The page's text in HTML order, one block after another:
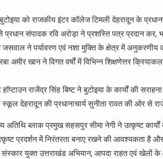
को राजकीय इंटर कॉलेज टिमली देहरादून के
संपादक रवि अरोड़ा ने प्रशस्ति पत्र प्रदान कर,
जसवाल ने पर्यावरण एवं नशा मुक्ति के क्षेत्र में अनुकरणीय
अमीर खान ने विगत वर्षों में विभिन्न शिक्षणेत्तर
हॉप्टाउन राजेंद्र सिंह बिष्ट ने बुटोइया के कार्यों की
देहरादून की प्रधानाचार्य सुनीता रावत की ओर से
अतिथि ब्लाक प्रमुख सहसपुर सीमा नेगी ने उत्कृष्ट
प्रदर्शन में निरंतरता बनाए रखने की आवश्यकता है और
युक्त उत्तराखंड अभियान, आपदा राहत एवं खेलों के